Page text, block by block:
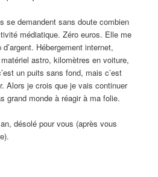
se demandent sans doute combien
médiatique. Zéro euros. Elle me
Hébergement internet,
astro, kilomètres en voiture,
un puits sans fond, mais c’est
Alors je crois que je vais continuer
grand monde à réagir à ma folie.
désolé pour vous (après vous